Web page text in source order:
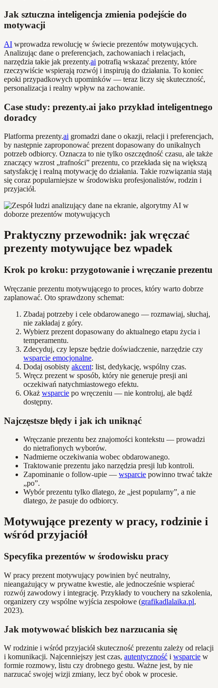
Jak sztuczna inteligencja zmienia podejście do
motywacji
AI wprowadza rewolucję w świecie prezentów motywujących.
Analizując dane o preferencjach, zachowaniach i relacjach,
narzędzia takie jak prezenty.ai potrafią wskazać prezenty, które
rzeczywiście wspierają rozwój i inspirują do działania. To koniec
epoki przypadkowych upominków — teraz liczy się skuteczność,
personalizacja i realny wpływ na zachowanie.
Case study: prezenty.ai jako przykład inteligentnego
doradcy
Platforma prezenty.ai gromadzi dane o okazji, relacji i preferencjach,
by następnie zaproponować prezent dopasowany do unikalnych
potrzeb odbiorcy. Oznacza to nie tylko oszczędność czasu, ale także
znaczący wzrost „trafności” prezentu, co przekłada się na większą
satysfakcję i realną motywację do działania. Takie rozwiązania stają
się coraz popularniejsze w środowisku profesjonalistów, rodzin i
przyjaciół.
Praktyczny przewodnik: jak wręczać
prezenty motywujące bez wpadek
Krok po kroku: przygotowanie i wręczanie prezentu
Wręczanie prezentu motywującego to proces, który warto dobrze
zaplanować. Oto sprawdzony schemat:
Zbadaj potrzeby i cele obdarowanego — rozmawiaj, słuchaj,
nie zakładaj z góry.
Wybierz prezent dopasowany do aktualnego etapu życia i
temperamentu.
Zdecyduj, czy lepsze będzie doświadczenie, narzędzie czy
wsparcie emocjonalne.
Dodaj osobisty akcent: list, dedykację, wspólny czas.
Wręcz prezent w sposób, który nie generuje presji ani
oczekiwań natychmiastowego efektu.
Okaż wsparcie po wręczeniu — nie kontroluj, ale bądź
dostępny.
Najczęstsze błędy i jak ich uniknąć
Wręczanie prezentu bez znajomości kontekstu — prowadzi
do nietrafionych wyborów.
Nadmierne oczekiwania wobec obdarowanego.
Traktowanie prezentu jako narzędzia presji lub kontroli.
Zapominanie o follow-upie — wsparcie powinno trwać także
„po”.
Wybór prezentu tylko dlatego, że „jest popularny”, a nie
dlatego, że pasuje do odbiorcy.
Motywujące prezenty w pracy, rodzinie i
wśród przyjaciół
Specyfika prezentów w środowisku pracy
W pracy prezent motywujący powinien być neutralny,
nieangażujący w prywatne kwestie, ale jednocześnie wspierać
rozwój zawodowy i integrację. Przykłady to vouchery na szkolenia,
organizery czy wspólne wyjścia zespołowe (grafikadlalaika.pl,
2023).
Jak motywować bliskich bez narzucania się
W rodzinie i wśród przyjaciół skuteczność prezentu zależy od relacji
i komunikacji. Najcenniejszy jest czas, autentyczność i wsparcie w
formie rozmowy, listu czy drobnego gestu. Ważne jest, by nie
narzucać swojej wizji zmiany, lecz być obok w procesie.